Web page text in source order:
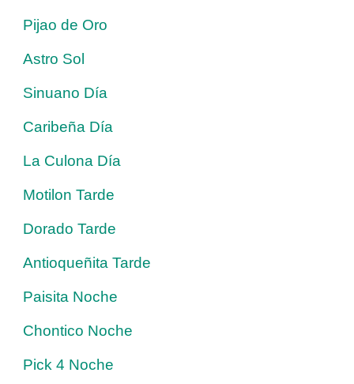
Pijao de Oro
Astro Sol
Sinuano Día
Caribeña Día
La Culona Día
Motilon Tarde
Dorado Tarde
Antioqueñita Tarde
Paisita Noche
Chontico Noche
Pick 4 Noche